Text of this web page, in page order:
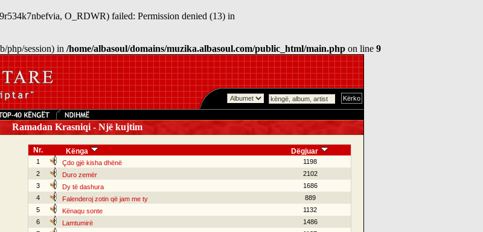
O_RDWR) failed: Permission denied (13) in
php/session) in /home/albasoul/domains/muzika.albasoul.com/public_html/main.php on line 9
Ramadan Krasniqi - Një kujtim
Nr. Kënga Dëgjuar
1 Çdo gjë kisha dhënë
1198
2
Duro zemër
2102
3
Dy të dashura
1686
4
Falenderoj zotin që jam me ty
889
5
Kënaqu sonte
1132
6
Lamtumirë
1486